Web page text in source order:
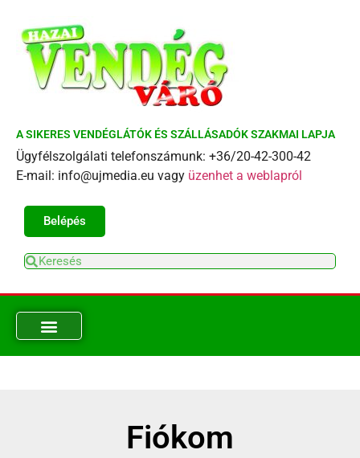
A SIKERES VENDÉGLÁTÓK ÉS SZÁLLÁSADÓK SZAKMAI LAPJA
Ügyfélszolgálati telefonszámunk: +36/20-42-300-42
E-mail: info@ujmedia.eu vagy üzenhet a weblapról
Belépés
Fiókom